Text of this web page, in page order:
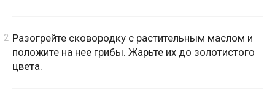
Разогрейте сковородку с растительным маслом и
положите на нее грибы. Жарьте их до золотистого
цвета.